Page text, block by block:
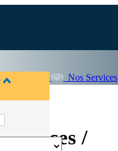
de Dobiza Nos Services
/